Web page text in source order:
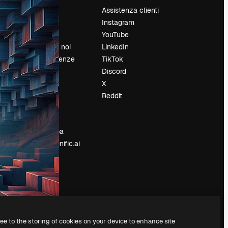
Prezzi
Chi siamo
Recensioni
Lavora con noi
Cerca tendenze
Blog
Eventi
Slidesgo
Vendi i tuoi
contenuti
Sala stampa
Cerchi magnific.ai
Assistenza clienti
Instagram
YouTube
LinkedIn
TikTok
Discord
X
Reddit
to the storing of cookies on your device to enhance site